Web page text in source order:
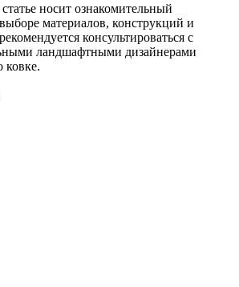
носит ознакомительный
материалов, конструкций и
консультироваться с
ландшафтными дизайнерами
ковке.